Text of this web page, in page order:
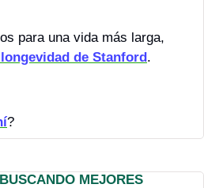
de Stanford.
?
MEJORES